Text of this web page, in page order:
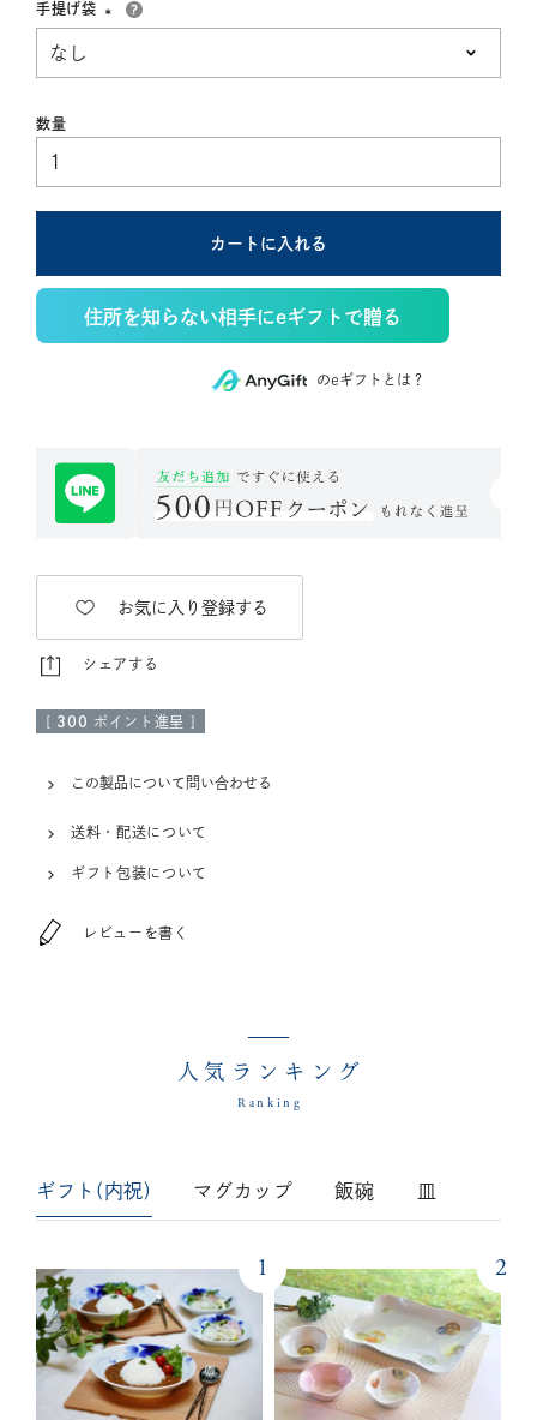
手提げ袋
カートに入れる
住所を知らない相手にeギフトで贈る
のeギフトとは？
お気に入り登録する
シェアする
[ 300 ポイント進呈 ]
この製品について問い合わせる
送料・配送について
ギフト包装について
レビューを書く
人気ランキング
Ranking
ギフト(内祝) マグカップ 飯碗 皿
1 2